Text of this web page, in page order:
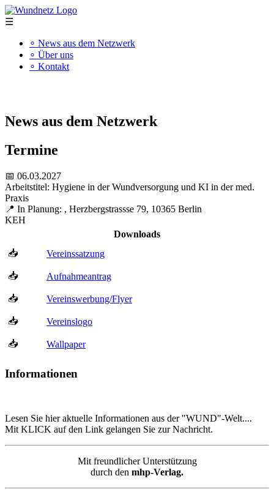
☰
∘ News aus dem Netzwerk
∘ Über uns
∘ Kontakt
News aus dem Netzwerk
Termine
📅 06.03.2027
Arbeitstitel: Hygiene in der Wundversorgung und KI in der med.
Praxis
📍 In Planung: , Herzbergstrassse 79, 10365 Berlin
KEH
Downloads
📥
Vereinssatzung
📥 Aufnahmeantrag
📥 Vereinswerbung/Flyer
📥 Vereinslogo
📥 Wallpaper
Informationen
Lesen Sie hier aktuelle Informationen aus der "WUND"-Welt....
Mit KLICK auf den Link gelangen Sie zur Nachricht.
Mit freundlicher Unterstützung
durch den mhp-Verlag.